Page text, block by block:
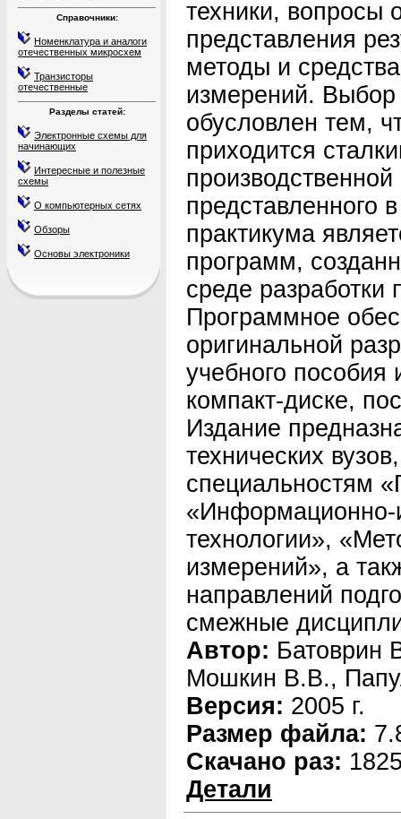
Справочники:
Номенклатура и аналоги
отечественных микросхем
Транзисторы
отечественные
Разделы статей:
Электронные схемы для
начинающих
Интересные и полезные
схемы
О компьютерных сетях
Обзоры
Основы электроники
техники, вопросы
представления
методы и
измерений. Выбор
обусловлен тем,
приходится
представленного
практикума
программ,
среде
Программное
оригинальной
учебного пособия
компакт-диске,
Издание
технических
специальностям
«Информационно-
технологии»,
измерений», а
направлений
смежные
Автор: Батоврин
Мошкин В.В.,
Версия: 2005 г.
Размер файла:
Скачано раз:
Детали